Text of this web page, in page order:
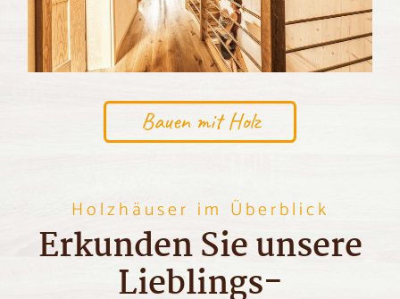
Bauen mit Holz
Erkunden Sie unsere
Lieblings-
Holzhäuser im Überblick